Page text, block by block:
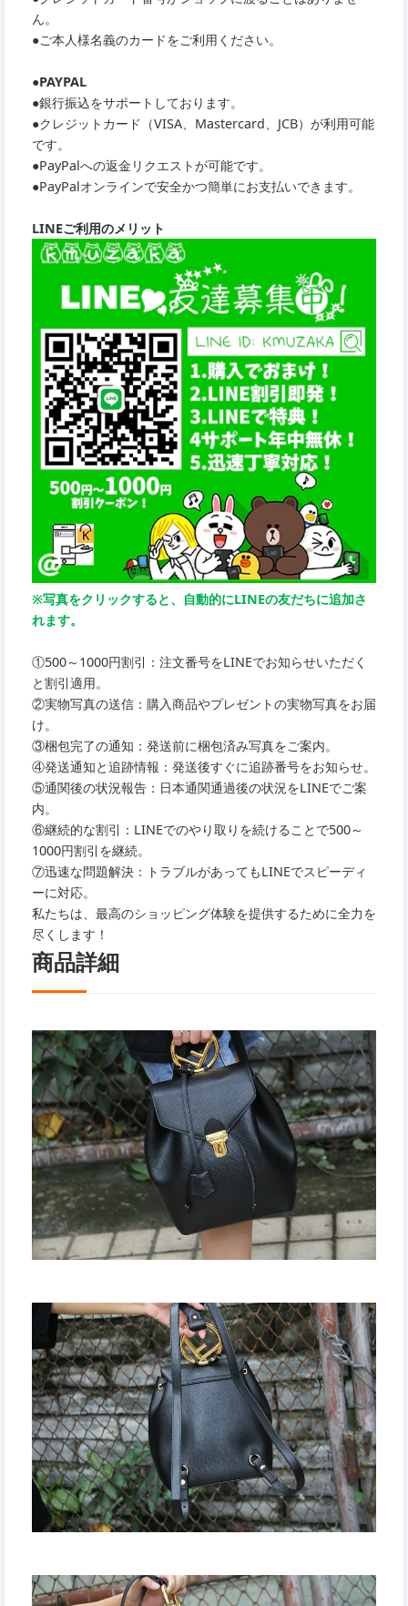
ん。
●ご本人様名義のカードをご利用ください。
●PAYPAL
●銀行振込をサポートしております。
●クレジットカード（VISA、Mastercard、JCB）が利用可能
です。
●PayPalへの返金リクエストが可能です。
●PayPalオンラインで安全かつ簡単にお支払いできます。
LINEご利用のメリット
※写真をクリックすると、自動的にLINEの友だちに追加さ
れます。
①500～1000円割引：注文番号をLINEでお知らせいただく
と割引適用。
②実物写真の送信：購入商品やプレゼントの実物写真をお届
け。
③梱包完了の通知：発送前に梱包済み写真をご案内。
④発送通知と追跡情報：発送後すぐに追跡番号をお知らせ。
⑤通関後の状況報告：日本通関通過後の状況をLINEでご案
内。
⑥継続的な割引：LINEでのやり取りを続けることで500～
1000円割引を継続。
⑦迅速な問題解決：トラブルがあってもLINEでスピーディ
ーに対応。
私たちは、最高のショッピング体験を提供するために全力を
尽くします！
商品詳細